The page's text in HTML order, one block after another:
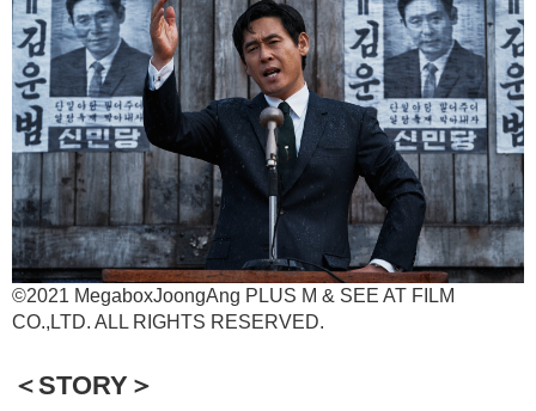
©2021 MegaboxJoongAng PLUS M & SEE AT FILM
CO.,LTD. ALL RIGHTS RESERVED.
＜STORY＞